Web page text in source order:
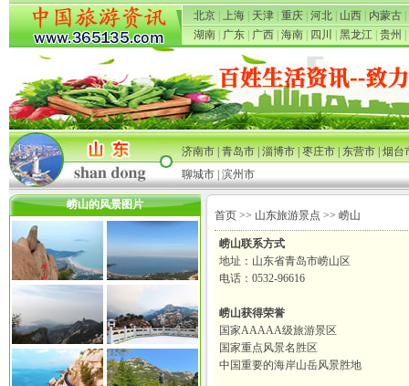
北京 上海 天津 重庆 河北 山西 内蒙古
湖南
广东 广西 海南 四川 黑龙江 贵州
济南市|青岛市|淄博市|枣庄市|东营市|烟台
聊城市 滨州市
崂山的风景图片
首页 >> 山东旅游景点 >> 崂山
崂山联系方式
地址：山东省青岛市崂山区
电话：0532-96616
崂山获得荣誉
国家AAAAA级旅游景区
国家重点风景名胜区
中国重要的海岸山岳风景胜地